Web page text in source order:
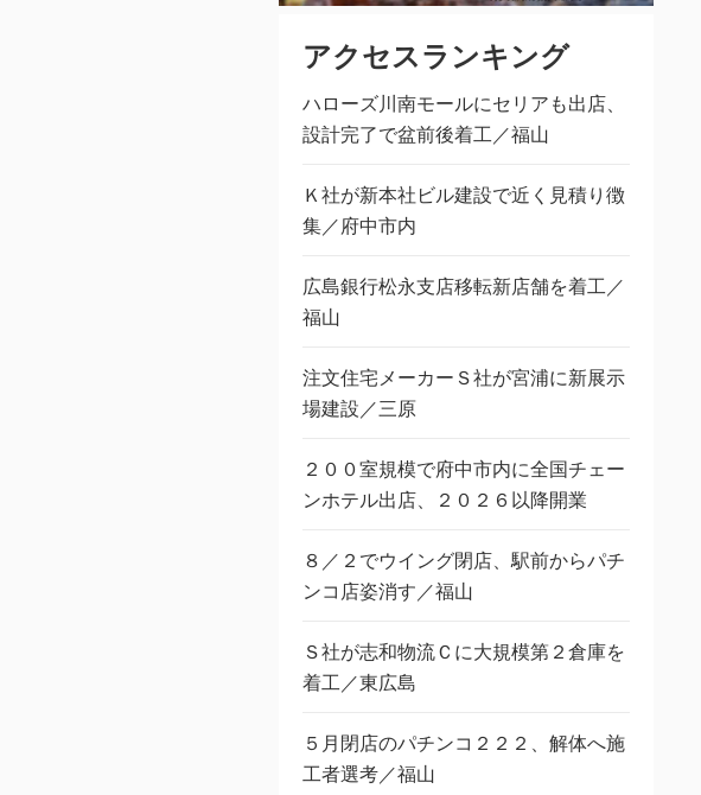
アクセスランキング
ハローズ川南モールにセリアも出店、
設計完了で盆前後着工／福山
Ｋ社が新本社ビル建設で近く見積り徴
集／府中市内
広島銀行松永支店移転新店舗を着工／
福山
注文住宅メーカーＳ社が宮浦に新展示
場建設／三原
２００室規模で府中市内に全国チェー
ンホテル出店、２０２６以降開業
８／２でウイング閉店、駅前からパチ
ンコ店姿消す／福山
Ｓ社が志和物流Ｃに大規模第２倉庫を
着工／東広島
５月閉店のパチンコ２２２、解体へ施
工者選考／福山